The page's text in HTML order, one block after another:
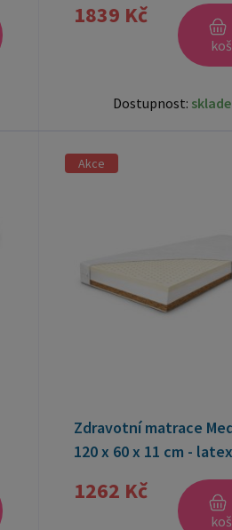
1839 Kč
Dostupnost:
Akce
Zdravotní matrace
120 x 60 x 11 cm -
1262 Kč